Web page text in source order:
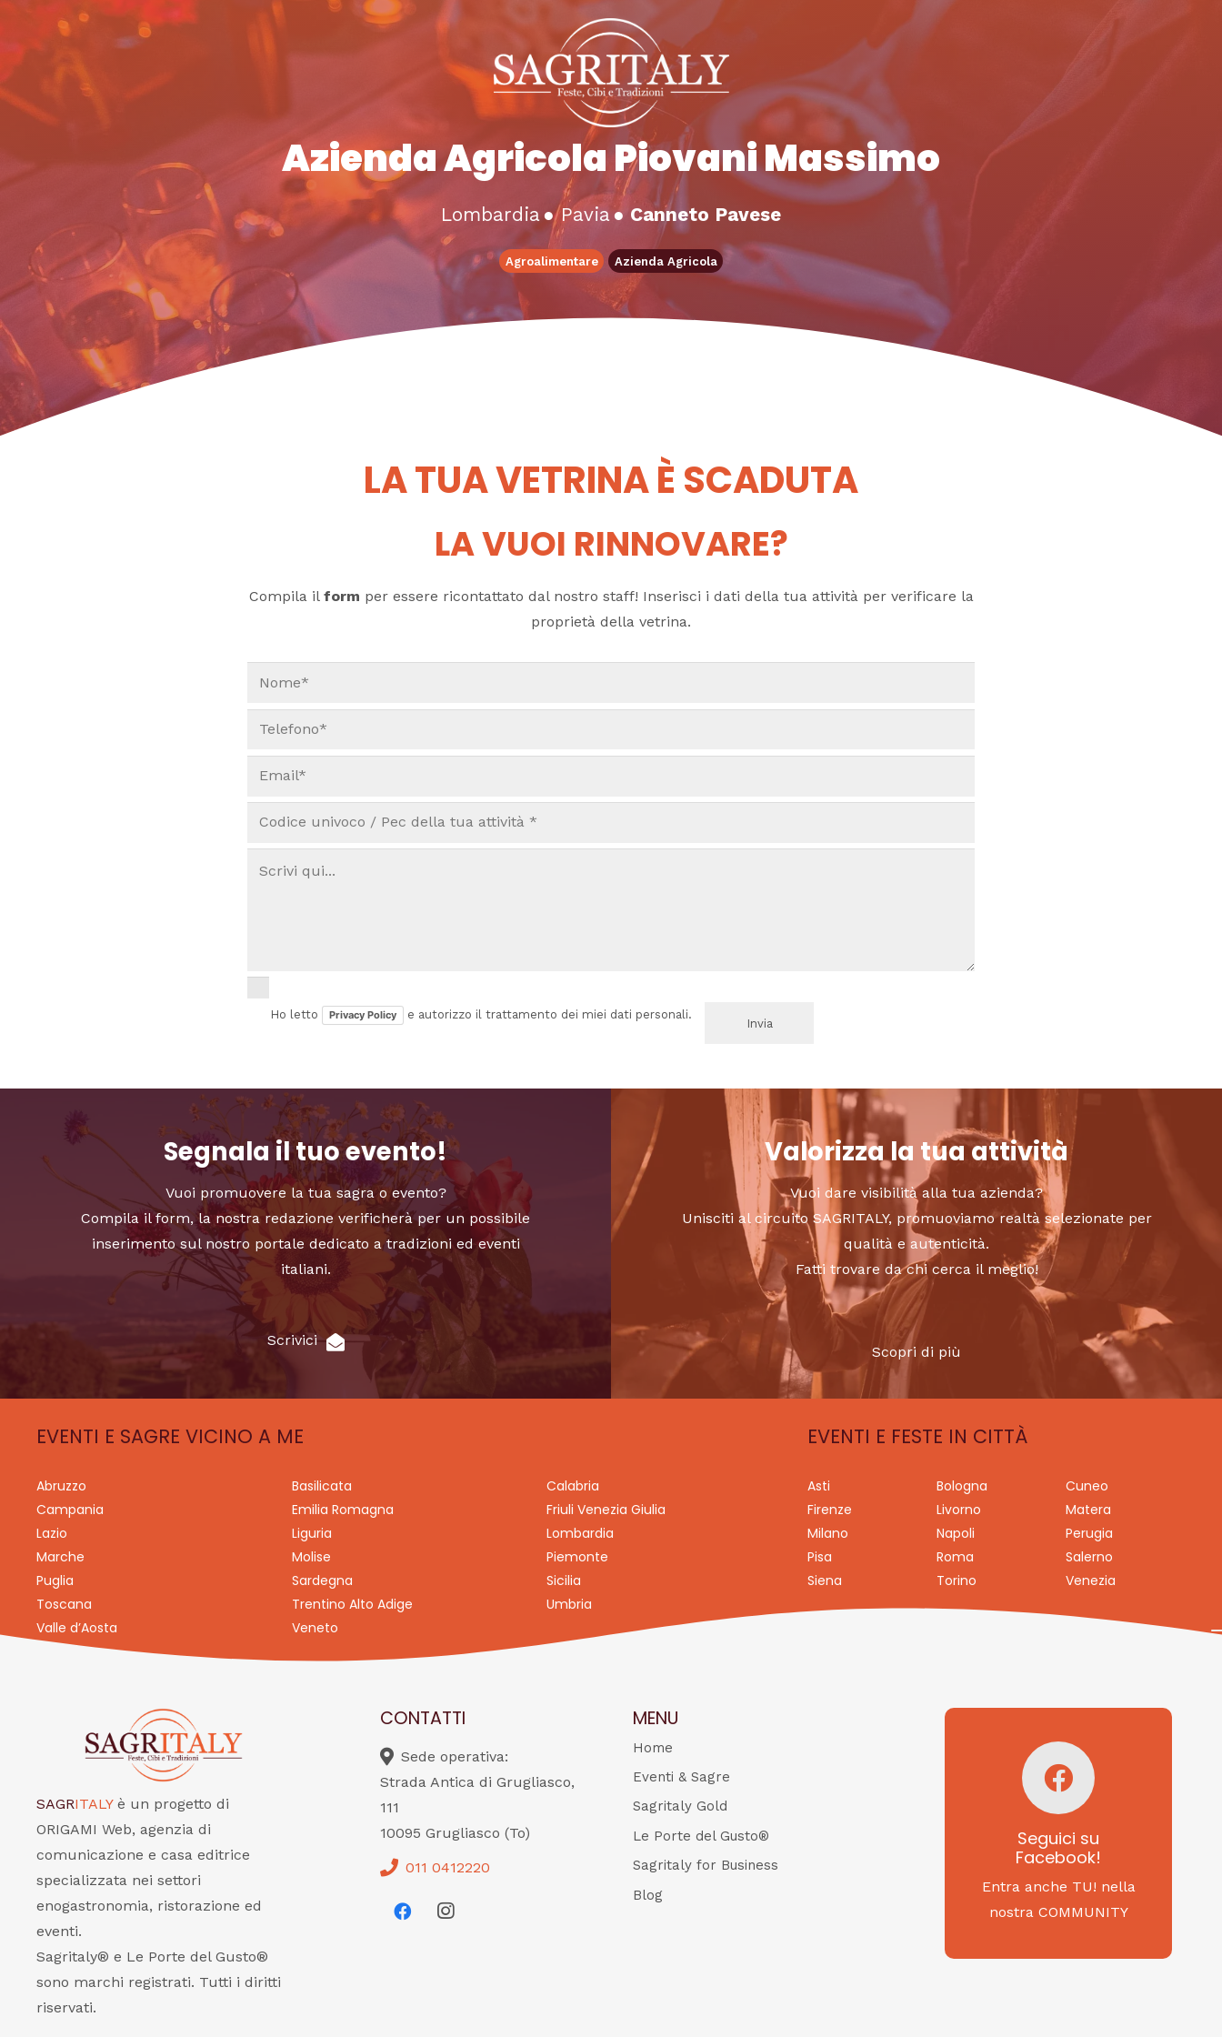
Azienda Agricola Piovani Massimo
Lombardia ●Pavia● Canneto Pavese
Agroalimentare Azienda Agricola
LA TUA VETRINA È SCADUTA
LA VUOI RINNOVARE?
Compila il form per essere ricontattato dal nostro staff! Inserisci i dati della tua attività per verificare la
proprietà della vetrina.
Ho letto Privacy Policy e autorizzo il trattamento dei miei dati personali.
Segnala il tuo evento!
Vuoi promuovere la tua sagra o evento?
Compila il form, la nostra redazione verificherà per un possibile
inserimento sul nostro portale dedicato a tradizioni ed eventi
italiani.
Scrivici
Valorizza la tua attività
Vuoi dare visibilità alla tua azienda?
Unisciti al circuito SAGRITALY, promuoviamo realtà selezionate per
qualità e autenticità.
Fatti trovare da chi cerca il meglio!
Scopri di più
EVENTI E SAGRE VICINO A ME
Abruzzo Basilicata
Calabria
Campania
Emilia Romagna
Friuli Venezia Giulia
Lazio
Liguria
Lombardia
Marche
Molise
Piemonte
Puglia
Sardegna
Sicilia
Toscana
Trentino Alto Adige
Umbria
Valle d’Aosta
Veneto
EVENTI E FESTE IN CITTÀ
Asti Bologna
Cuneo
Firenze
Livorno
Matera
Milano
Napoli
Perugia
Pisa
Roma
Salerno
Siena
Torino Venezia
SAGRITALY è un progetto di
ORIGAMI Web, agenzia di
comunicazione e casa editrice
specializzata nei settori
enogastronomia, ristorazione ed
eventi.
Sagritaly® e Le Porte del Gusto®
sono marchi registrati. Tutti i diritti
riservati.
CONTATTI
Sede operativa:
Strada Antica di Grugliasco,
111
10095 Grugliasco (To)
011 0412220
MENU
Home
Eventi & Sagre
Sagritaly Gold
Le Porte del Gusto®
Sagritaly for Business
Blog
Seguici su
Facebook!
Entra anche TU! nella
nostra COMMUNITY
Seguici su
Facebook!
SAGRITALY
Feste, cibi e tradizioni
da Nord a Sud...